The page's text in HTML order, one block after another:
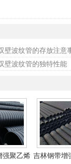
壁波纹管的存放注意
壁波纹管的独特性能
强聚乙烯 吉林钢带增